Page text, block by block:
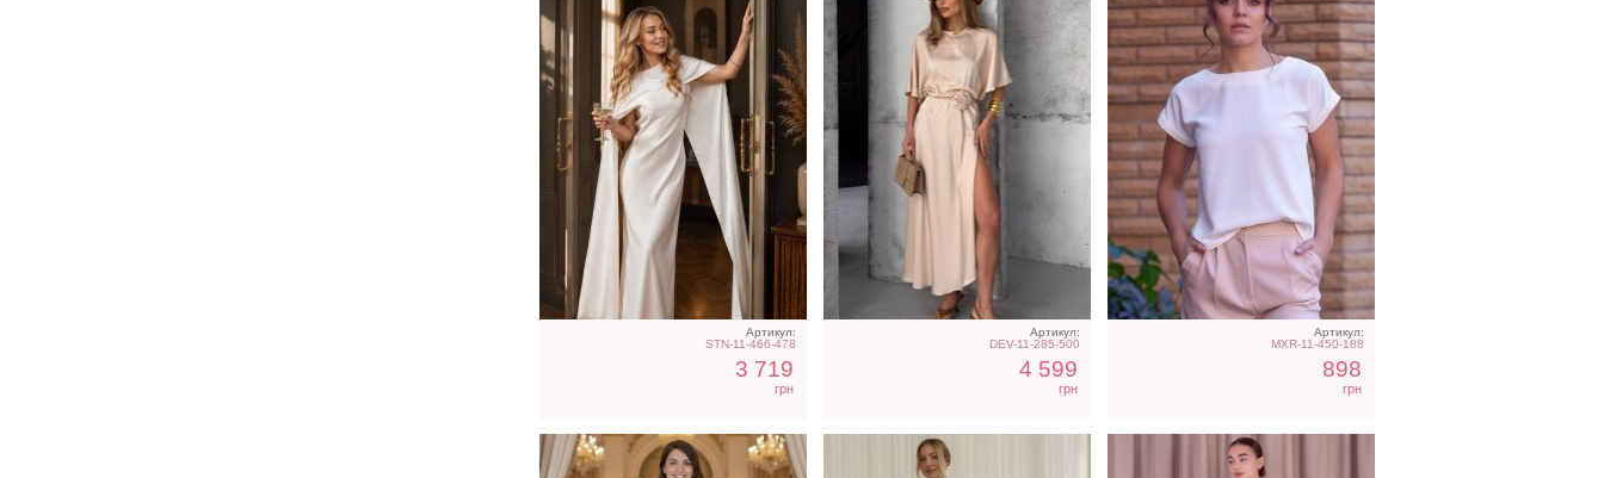
Артикул:
STN-11-466-478
3 719
грн
Артикул:
DEV-11-285-500
4 599
грн
Артикул:
MXR-11-450-188
898
грн
Длинное белое вечернее
платье на запах для
невесты
Светлое бежевое платье
на короткий рукав
Атласное длинное платье
на бретелях в белом цвете